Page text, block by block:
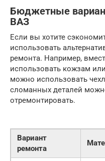
Бюджетные
ВАЗ
Если вы хотите
использовать
ремонта. Например,
использовать кожзам
можно использовать
сломанных деталей
отремонтировать.
Вариант
ремонта